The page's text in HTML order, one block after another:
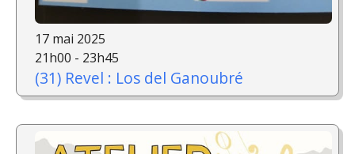
17 mai 2025
21h00 - 23h45
(31) Revel : Los del Ganoubré